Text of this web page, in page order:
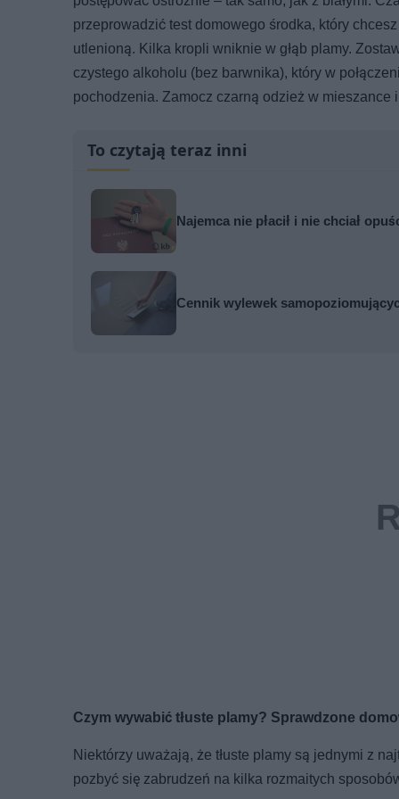
przeprowadzić test domowego środka, który
utlenioną. Kilka kropli wniknie w głąb plamy.
czystego alkoholu (bez barwnika), który w
pochodzenia. Zamocz czarną odzież w mieszance
To czytają teraz inni
Najemca nie płacił i nie chciał
Cennik wylewek
Czym wywabić tłuste plamy? Sprawdzone
Niektórzy uważają, że tłuste plamy są jednymi z
pozbyć się zabrudzeń na kilka rozmaitych